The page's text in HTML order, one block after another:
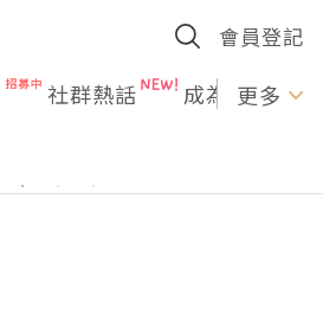
會員登記
社群熱話 成為U更多